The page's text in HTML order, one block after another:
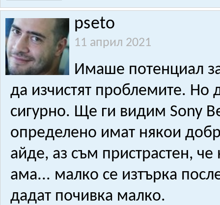
pseto
11 април 2021
Имаше потенциал
да изчистят проблемите. Но
сигурно. Ще ги видим Sony
определено имат някои
айде, аз съм пристрастен,
ама... малко се изтърка
дадат почивка малко.